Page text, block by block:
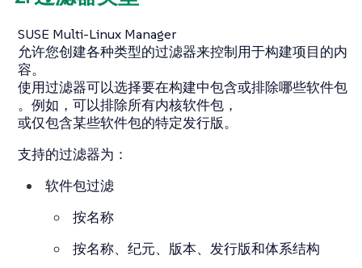
SUSE Multi-Linux Manager
允许您创建各种类型的过滤器来控制用于构建项目的内
容。
使用过滤器可以选择要在构建中包含或排除哪些软件包
。例如，可以排除所有内核软件包，
或仅包含某些软件包的特定发行版。
支持的过滤器为：
软件包过滤
按名称
按名称、纪元、版本、发行版和体系结构